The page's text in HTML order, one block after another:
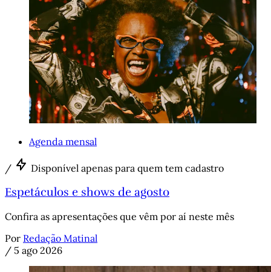
Agenda mensal
/ Disponível apenas para quem tem cadastro
Espetáculos e shows de agosto
Confira as apresentações que vêm por aí neste mês
Por Redação Matinal
/ 5 ago 2026